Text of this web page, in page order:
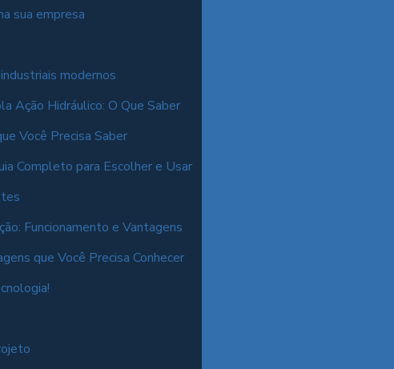
sua empresa
modernos
Ação Hidráulico: O Que Saber
Você Precisa Saber
Completo para Escolher e Usar
Funcionamento e Vantagens
que Você Precisa Conhecer